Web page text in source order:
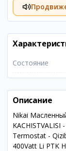
Состояние
Описание
Nikai
Termostat -
400Vatt Li PTK